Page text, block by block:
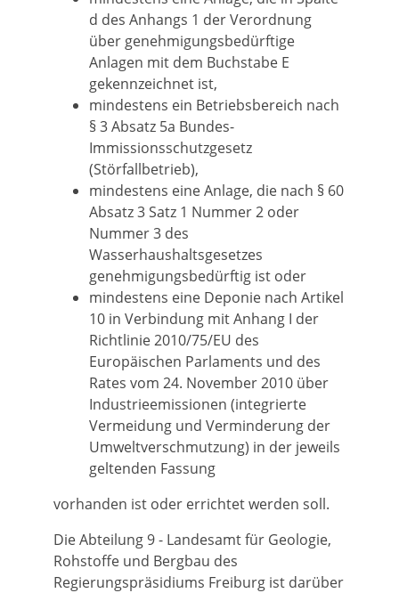
d des Anhangs 1 der Verordnung
über genehmigungsbedürftige
Anlagen mit dem Buchstabe E
gekennzeichnet ist,
mindestens ein Betriebsbereich nach
§ 3 Absatz 5a Bundes-
Immissionsschutzgesetz
(Störfallbetrieb),
mindestens eine Anlage, die nach § 60
Absatz 3 Satz 1 Nummer 2 oder
Nummer 3 des
Wasserhaushaltsgesetzes
genehmigungsbedürftig ist oder
mindestens eine Deponie nach Artikel
10 in Verbindung mit Anhang I der
Richtlinie 2010/75/EU des
Europäischen Parlaments und des
Rates vom 24. November 2010 über
Industrieemissionen (integrierte
Vermeidung und Verminderung der
Umweltverschmutzung) in der jeweils
geltenden Fassung
vorhanden ist oder errichtet werden soll.
Die Abteilung 9 - Landesamt für Geologie,
Rohstoffe und Bergbau des
Regierungspräsidiums Freiburg ist darüber